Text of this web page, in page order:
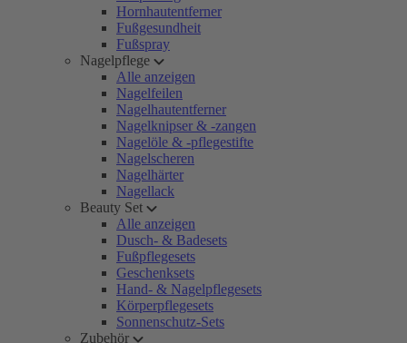
Hornhautentferner
Fußgesundheit
Fußspray
Nagelpflege
Alle anzeigen
Nagelfeilen
Nagelhautentferner
Nagelknipser & -zangen
Nagelöle & -pflegestifte
Nagelscheren
Nagelhärter
Nagellack
Beauty Set
Alle anzeigen
Dusch- & Badesets
Fußpflegesets
Geschenksets
Hand- & Nagelpflegesets
Körperpflegesets
Sonnenschutz-Sets
Zubehör